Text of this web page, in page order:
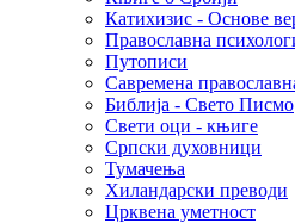
Катихизис - Основе
Православна
Путописи
Савремена
Библија - Свето Писмо
Свети оци - књиге
Српски духовници
Тумачења
Хиландарски преводи
Црквена уметност